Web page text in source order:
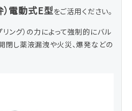
電動式E型をご活用ください。
ング）の力によって強制的にバル
閉し薬液漏洩や火災、爆発などの